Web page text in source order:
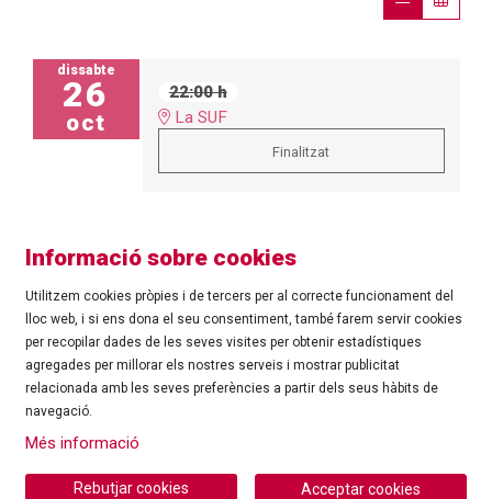
dissabte
26
oct
22:00 h
La SUF
Finalitzat
©Ajuntament de Roses| C/ Tarragona, 81 | 17480 ROSES
Tel.: 972 25 24 00 |cultura@roses.cat
Sitemap | Ús de Cookies
Informació sobre cookies
Utilitzem cookies pròpies i de tercers per al correcte funcionament del
lloc web, i si ens dona el seu consentiment, també farem servir cookies
per recopilar dades de les seves visites per obtenir estadístiques
agregades per millorar els nostres serveis i mostrar publicitat
relacionada amb les seves preferències a partir dels seus hàbits de
navegació.
Més informació
Acceptar cookies
Rebutjar cookies